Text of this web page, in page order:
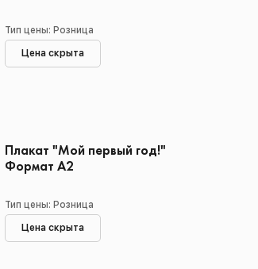
Тип цены: Розница
Цена скрыта
Плакат "Мой первый год!"
Формат А2
Тип цены: Розница
Цена скрыта